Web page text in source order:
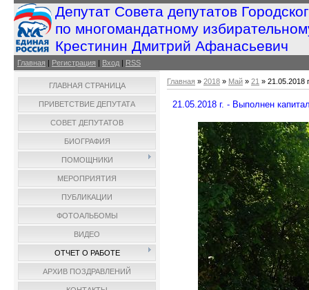
Депутат Совета депутатов
по многомандатному
Крестинин Дмитрий Афанасьевич
Главная | Регистрация | Вход | RSS
ГЛАВНАЯ СТРАНИЦА
ПРИВЕТСТВИЕ ДЕПУТАТА
СОВЕТ ДЕПУТАТОВ
БИОГРАФИЯ
ПОМОЩНИКИ
МЕРОПРИЯТИЯ
ПУБЛИКАЦИИ
ФОТОАЛЬБОМЫ
ВИДЕО
ОТЧЕТ О РАБОТЕ
АРХИВ ПОЗДРАВЛЕНИЙ
Главная » 2018 » Май » 21 » 21.05.2018
21.05.2018 г. - Выполнен